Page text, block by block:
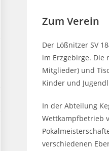
Zum Verein
Der Lößnitzer SV
im Erzgebirge.
Mitglieder) und
Kinder und
In der Abteilung
Wettkampfbetrieb
verschiedenen